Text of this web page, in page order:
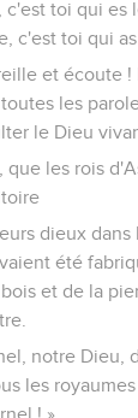
c'est toi qui es
c'est toi qui
et écoute
les
le Dieu
que les rois
dieux
été
et de la
notre Dieu,
les
! »